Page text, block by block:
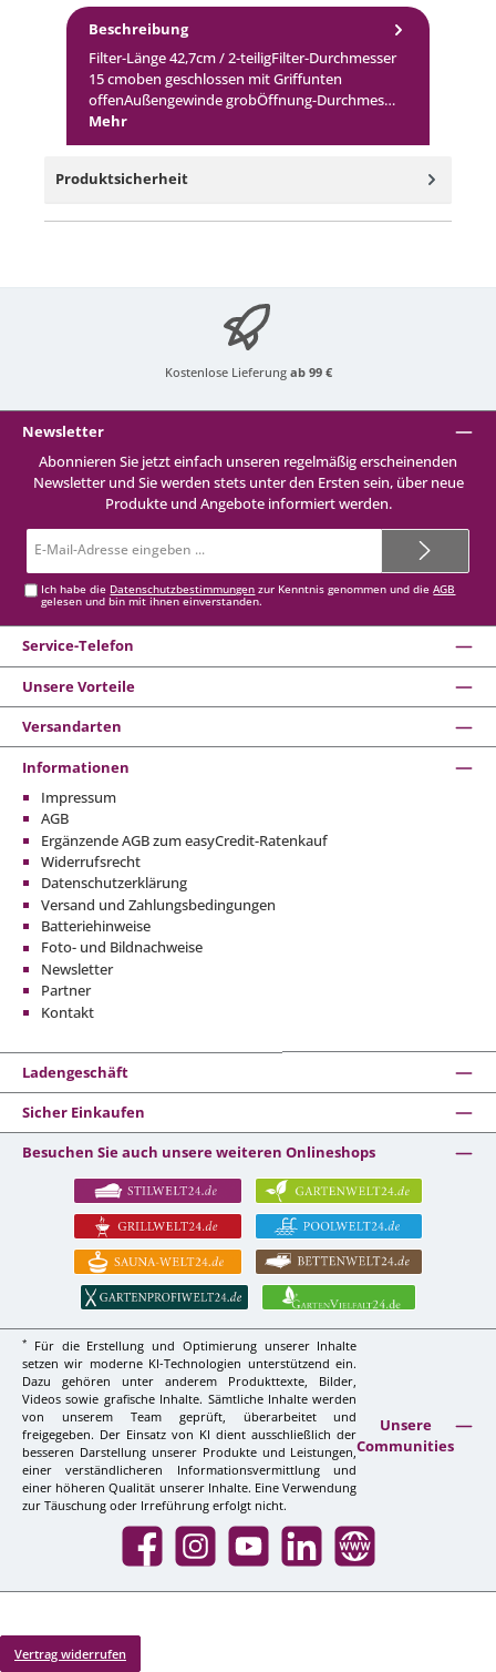
Beschreibung
Filter-Länge 42,7cm / 2-teiligFilter-Durchmesser
15 cmoben geschlossen mit Griffunten
offenAußengewinde grobÖffnung-Durchmes…
Mehr
Produktsicherheit
Kostenlose Lieferung ab 99 €
Newsletter
Abonnieren Sie jetzt einfach unseren regelmäßig erscheinenden
Newsletter und Sie werden stets unter den Ersten sein, über neue
Produkte und Angebote informiert werden.
Mail-
Ich habe die Datenschutzbestimmungen zur Kenntnis genommen und dieAGB
gelesen und bin mit ihnen einverstanden.
Service-Telefon
Unsere Vorteile
Versandarten
Informationen
Impressum
AGB
Ergänzende AGB zum easyCredit-Ratenkauf
Widerrufsrecht
Datenschutzerklärung
Versand und Zahlungsbedingungen
Batteriehinweise
Foto- und Bildnachweise
Newsletter
Partner
Kontakt
Ladengeschäft
Sicher Einkaufen
Besuchen Sie auch unsere weiteren Onlineshops
*
Für die Erstellung und Optimierung unserer Inhalte
setzen wir moderne KI-Technologien unterstützend ein.
Dazu gehören unter anderem Produkttexte, Bilder,
Videos sowie grafische Inhalte. Sämtliche Inhalte werden
von unserem Team geprüft, überarbeitet und
freigegeben. Der Einsatz von KI dient ausschließlich der
besseren Darstellung unserer Produkte und Leistungen,
einer verständlicheren Informationsvermittlung und
einer höheren Qualität unserer Inhalte. Eine Verwendung
zur Täuschung oder Irreführung erfolgt nicht.
Unsere
Communities
Facebook InstagramYouTube LinkedIn Website
Vertrag widerrufen